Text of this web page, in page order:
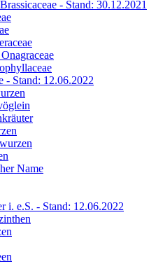
- Stand: 30.12.2021
- Stand: 12.06.2022
Name
i. e.S. - Stand: 12.06.2022